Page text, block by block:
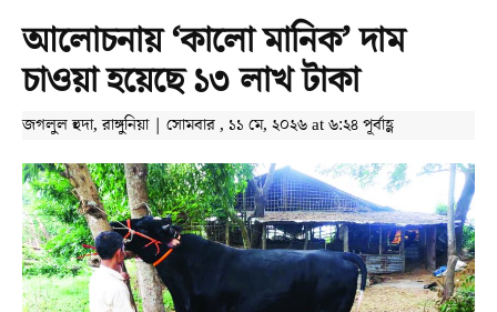
আলোচনায় ‘কালো মানিক’ দাম
চাওয়া হয়েছে ১৩ লাখ টাকা
জগলুল হুদা, রাঙ্গুনিয়া | সোমবার , ১১ মে, ২০২৬ at ৬:২৪ পূর্বাহ্ণ